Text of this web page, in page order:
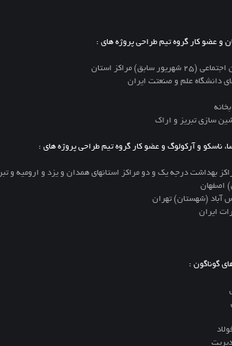
و عضو کار گروه تیم طراحی پروژه های :
مراکز استان
علم و صنعتت ایران
تبریز و اراک
ناسکو و آرکولوگ و عضو کار گروه تیم طراحی پروژه های :
درجه یک و دو مراکز استانهای همدان و یزد و ارومیه و
(شهستان) تهران
ایران
گوناگون :